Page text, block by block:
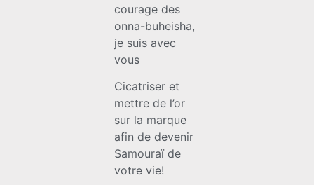
courage des
onna-buheisha,
je suis avec
vous
Cicatriser et
mettre de l’or
sur la marque
afin de devenir
Samouraï de
votre vie!